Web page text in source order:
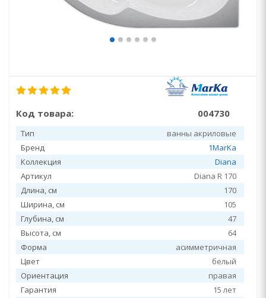
Код товара: 004730
Тип
ванны акриловые
Бренд
1MarKa
Коллекция
Diana
Артикул
Diana R 170
Длина, см
170
Ширина, см
105
Глубина, см
47
Высота, см
64
Форма
асимметричная
Цвет
белый
Ориентация
правая
Гарантия
15 лет